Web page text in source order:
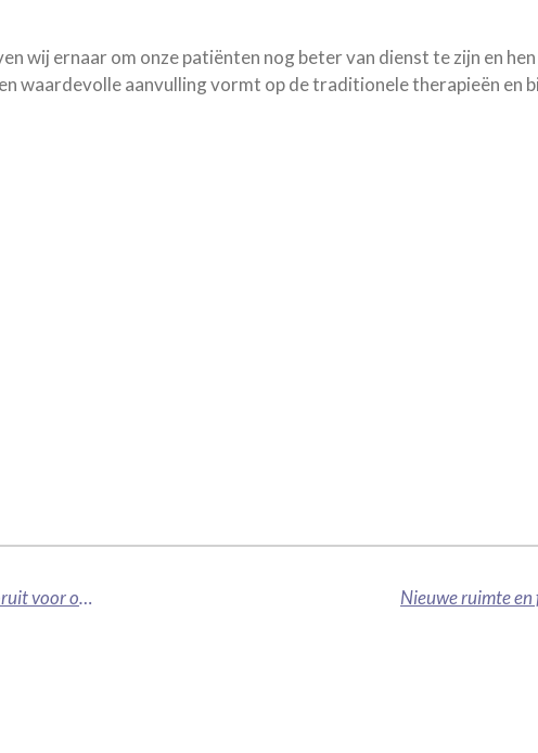
wij ernaar om onze patiënten nog beter van dienst te zijn en
waardevolle aanvulling vormt op de traditionele therapieën en
Introductie van ons nieuwste echografie systeem: Een stap vooruit voor onze patiënten Nieuwe ruimte